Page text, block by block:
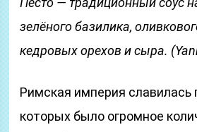
зелёного базилика,
кедровых орехов и сыра.
Римская империя славилась
которых было огромное